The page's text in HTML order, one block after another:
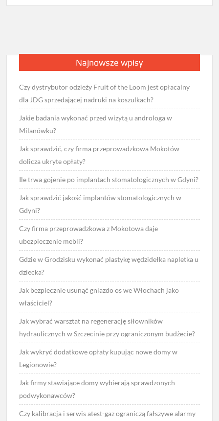
Najnowsze wpisy
Czy dystrybutor odzieży Fruit of the Loom jest opłacalny
dla JDG sprzedającej nadruki na koszulkach?
Jakie badania wykonać przed wizytą u androloga w
Milanówku?
Jak sprawdzić, czy firma przeprowadzkowa Mokotów
dolicza ukryte opłaty?
Ile trwa gojenie po implantach stomatologicznych w Gdyni?
Jak sprawdzić jakość implantów stomatologicznych w
Gdyni?
Czy firma przeprowadzkowa z Mokotowa daje
ubezpieczenie mebli?
Gdzie w Grodzisku wykonać plastykę wędzidełka napletka u
dziecka?
Jak bezpiecznie usunąć gniazdo os we Włochach jako
właściciel?
Jak wybrać warsztat na regenerację siłowników
hydraulicznych w Szczecinie przy ograniczonym budżecie?
Jak wykryć dodatkowe opłaty kupując nowe domy w
Legionowie?
Jak firmy stawiające domy wybierają sprawdzonych
podwykonawców?
Czy kalibracja i serwis atest-gaz ograniczą fałszywe alarmy